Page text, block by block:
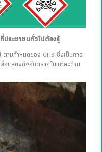
ระชาชนทั่วไปต้องรู้
มกำหนดของ GHS ซึ่งเป็นการ
อแสดงถึงอันตรายในแต่ละด้าน